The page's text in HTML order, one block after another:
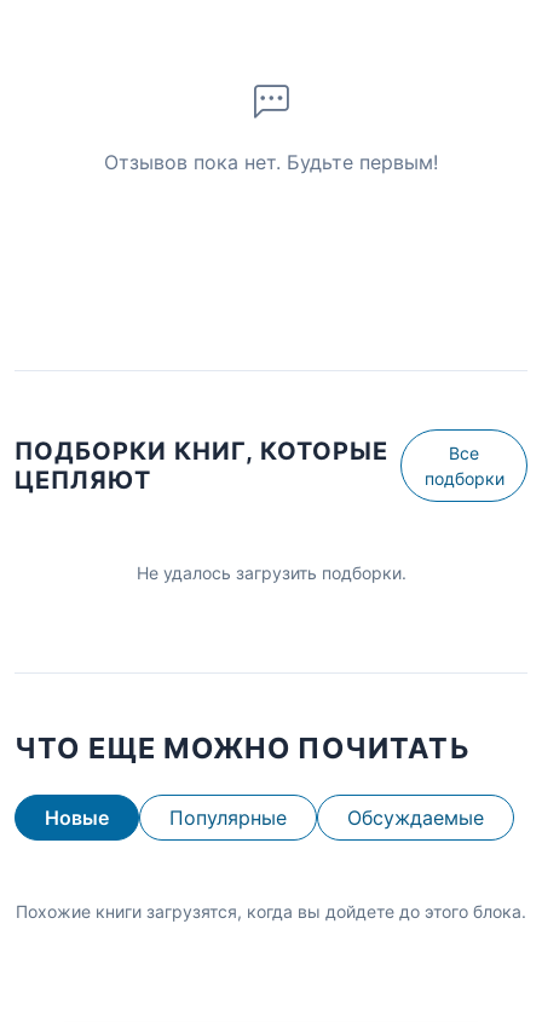
Отзывов пока нет. Будьте первым!
ПОДБОРКИ КНИГ, КОТОРЫЕ
ЦЕПЛЯЮТ
Все
подборки
Не удалось загрузить подборки.
ЧТО ЕЩЕ МОЖНО ПОЧИТАТЬ
Новые Популярные Обсуждаемые
Похожие книги загрузятся, когда вы дойдете до этого блока.